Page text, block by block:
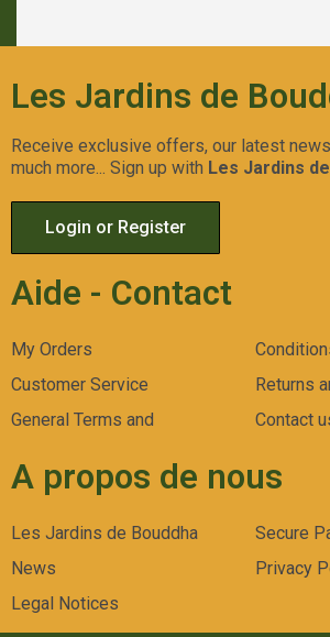
Les Jardins de
Receive exclusive offers, our latest
much more... Sign up with Les Jardins
Login or Register
Aide - Contact
My Orders
Customer Service
General Terms and
Returns
Contact
A propos de nous
Les Jardins de Bouddha
News
Legal Notices
Secure
Privacy